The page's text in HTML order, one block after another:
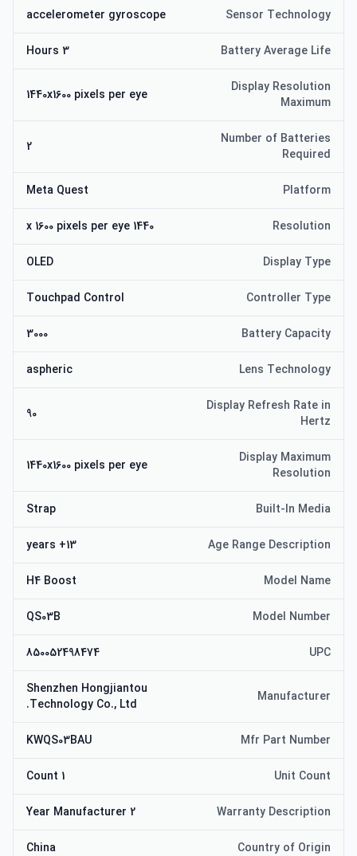
Sensor Technology
accelerometer gyroscope
Battery Average Life
3 Hours
Display Resolution
Maximum
1440x1600 pixels per eye
Number of Batteries
Required
2
Platform
Meta Quest
Resolution
1440 x 1600 pixels per eye
Display Type
OLED
Controller Type
Touchpad Control
Battery Capacity
3000
Lens Technology
aspheric
Display Refresh Rate in
Hertz
90
Display Maximum
Resolution
1440x1600 pixels per eye
Built-In Media
Strap
Age Range Description
13+ years
Model Name
H4 Boost
Model Number
QS03B
UPC
850052498474
Manufacturer
Shenzhen Hongjiantou
Technology Co., Ltd.
Mfr Part Number
KWQS03BAU
Unit Count
1 Count
Warranty Description
2 Year Manufacturer
Country of Origin
China